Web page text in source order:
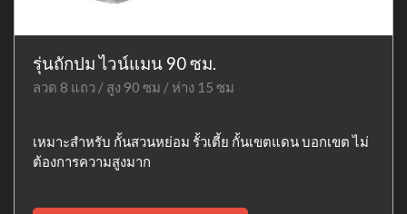
รุ่นถักปม ไวน์แมน 90 ซม.
ลวด 8 แถว / สูง 90 ซม / ห่าง 15 ซม
เหมาะสำหรับ กั้นสวนหย่อม รั้วเตี้ย กั้นเขตแดน บอกเขต ไม่
ต้องการความสูงมาก